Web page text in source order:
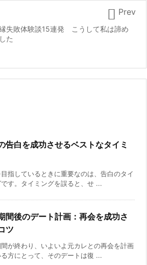
失敗体験談15連発 こうして私は諦め
た
 Prev
告白を成功させるベストなタイミ
指しているときに重要なのは、告白のタイ
です。タイミングを誤ると、せ ...
間後のデート計画：再会を成功さ
ツ
が終わり、いよいよ元カレとの再会を計画
る方にとって、そのデートは復 ...